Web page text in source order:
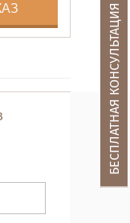
БЕСПЛАТНАЯ КОНСУЛЬТАЦИЯ